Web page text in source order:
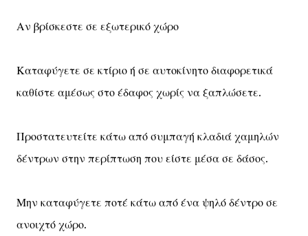
Αν βρίσκεστε σε εξωτερικό χώρο
Καταφύγετε σε κτίριο ή σε αυτοκίνητο διαφορετικά
καθίστε αμέσως στο έδαφος χωρίς να ξαπλώσετε.
Προστατευτείτε κάτω από συμπαγή κλαδιά χαμηλών
δέντρων στην περίπτωση που είστε μέσα σε δάσος.
Μην καταφύγετε ποτέ κάτω από ένα ψηλό δέντρο σε
ανοιχτό χώρο.